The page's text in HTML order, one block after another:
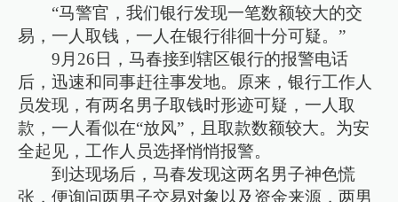
“马警官，我们银行发现一笔数额较大的交
易，一人取钱，一人在银行徘徊十分可疑。”
9月26日，马春接到辖区银行的报警电话
后，迅速和同事赶往事发地。原来，银行工作人
员发现，有两名男子取钱时形迹可疑，一人取
款，一人看似在“放风”，且取款数额较大。为安
全起见，工作人员选择悄悄报警。
到达现场后，马春发现这两名男子神色慌
张，便询问两男子交易对象以及资金来源，两男